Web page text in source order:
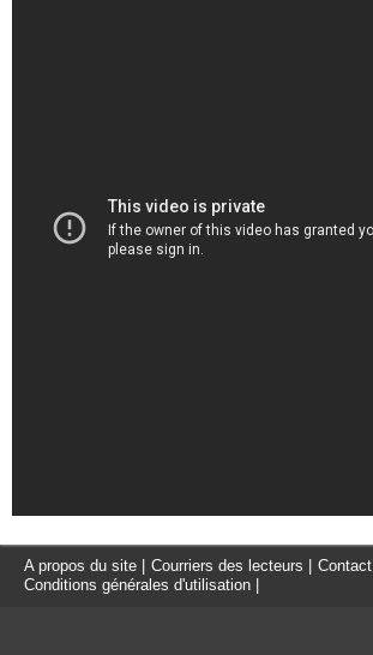
A propos du site Courriers des lecteurs Contact
Conditions générales d'utilisation